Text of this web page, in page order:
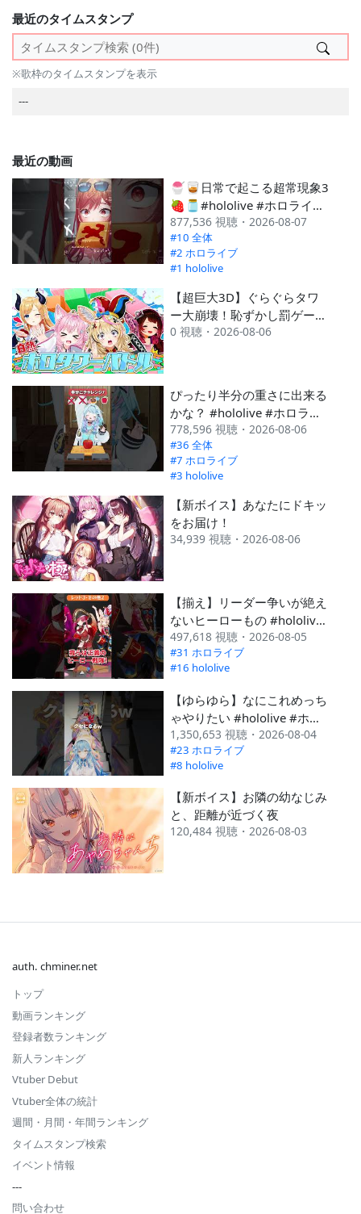
2026.05 第4週
#7
#3
2026.05 第3週
---
#8
2025 12月
2025 11月
2025 10月
2025 7月
2025 6月
#213
#10
2025 5月
#69
#3
---
2022年
2021年
最近のタイムスタンプ
※歌枠のタイムスタンプを表示
---
最近の動画
🍧🥃日常で起こる超常現象3
🍓🫙#hololive #ホロライブ
#手作りジャム
877,536 視聴・2026-08-07
#10 全体
#2 ホロライブ
#1 hololive
【超巨大3D】ぐらぐらタワ
ー大崩壊！恥ずかし罰ゲーム
あり！【#ホロタワーバト
0 視聴・2026-08-06
ぴったり半分の重さに出来る
かな？ #hololive #ホロライ
ブ #チャレンジ
778,596 視聴・2026-08-06
#36 全体
#7 ホロライブ
#3 hololive
【新ボイス】あなたにドキッ
をお届け！
34,939 視聴・2026-08-06
【揃え】リーダー争いが絶え
ないヒーローもの #hololive
#ホロライブ #ホロぐら #戦
隊
497,618 視聴・2026-08-05
#31 ホロライブ
#16 hololive
【ゆらゆら】なにこれめっち
ゃやりたい #hololive #ホロ
ライブ #ねぽらぼ
#hololiveid #holojustice
1,350,653 視聴・2026-08-04
#23 ホロライブ
#8 hololive
【新ボイス】お隣の幼なじみ
と、距離が近づく夜
120,484 視聴・2026-08-03
auth. chminer.net
トップ
動画ランキング
登録者数ランキング
新人ランキング
Vtuber Debut
Vtuber全体の統計
週間・月間・年間ランキング
タイムスタンプ検索
イベント情報
---
問い合わせ